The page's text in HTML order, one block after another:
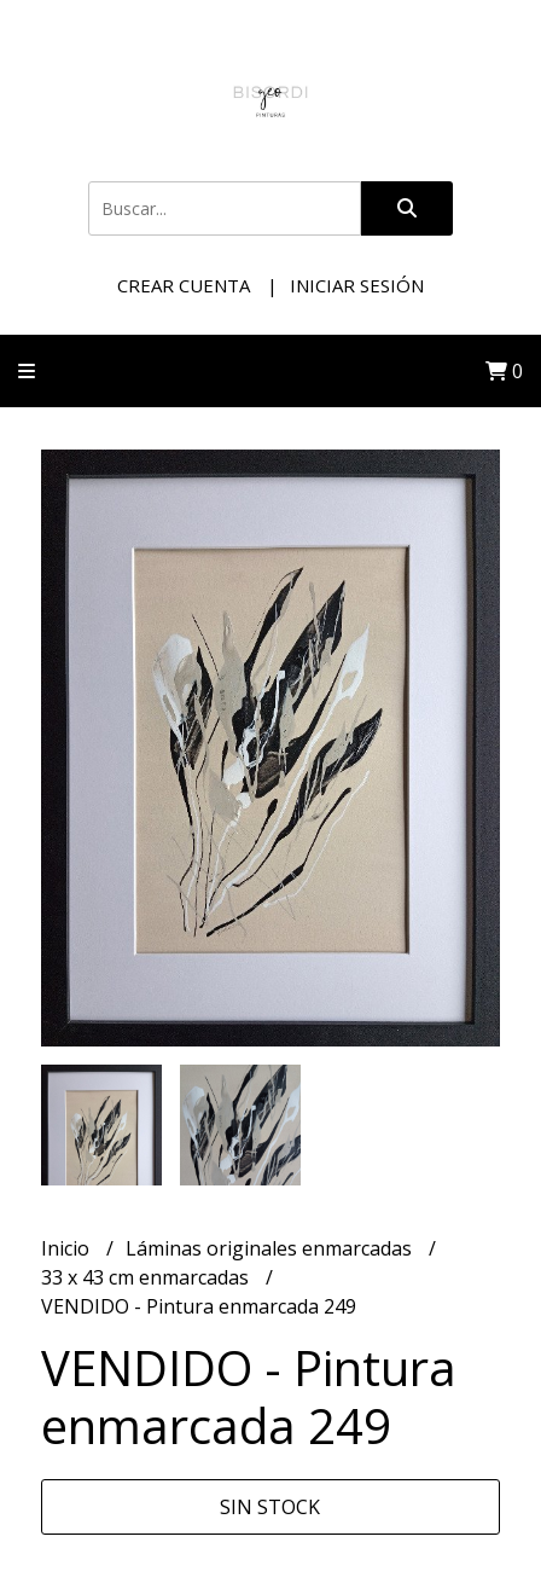
CREAR CUENTA INICIAR SESIÓN
0
Inicio
Láminas originales enmarcadas
33 x 43 cm enmarcadas
VENDIDO - Pintura enmarcada 249
VENDIDO - Pintura
enmarcada 249
SIN STOCK